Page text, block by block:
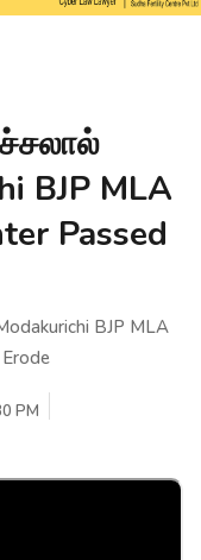
BJP MLA
Passed
BJP MLA
PM